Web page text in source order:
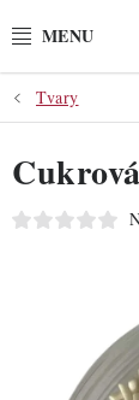
na
POTŘEBY
POMŮCKY
SUROVINY
PRO OSLAVY
Tvary